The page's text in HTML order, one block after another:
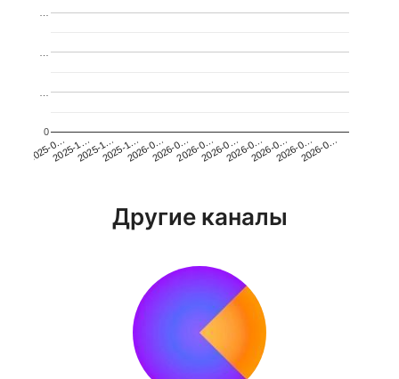
2025-0…2025-1…2025-1…2025-1…2026-0…2026-0…2026-0…2026-0…2026-0…2026-0…2026-0…2026-0…
0
Другие каналы